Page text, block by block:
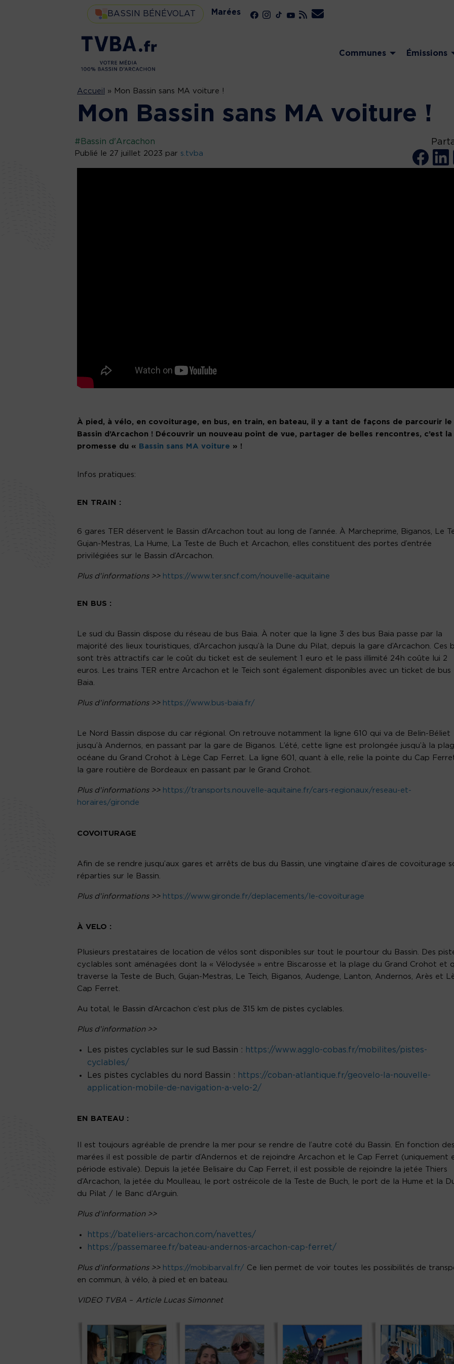
BASSIN BÉNÉVOLAT Marées
Communes Émissions
Accueil » Mon Bassin sans MA voiture !
Mon Bassin sans MA voiture !
#Bassin d'Arcachon
Publié le 27 juillet 2023 par s.tvba
À pied, à vélo, en covoiturage, en bus, en train, en bateau, il y a tant de façons de parcourir le
Bassin d’Arcachon ! Découvrir un nouveau point de vue, partager de belles rencontres, c’est la
promesse du « Bassin sans MA voiture » !
Infos pratiques:
EN TRAIN :
6 gares TER déservent le Bassin d’Arcachon tout au long de l’année. À Marcheprime, Biganos, Le
Gujan-Mestras, La Hume, La Teste de Buch et Arcachon, elles constituent des portes d’entrée
privilégiées sur le Bassin d’Arcachon.
Plus d’informations >> https://www.ter.sncf.com/nouvelle-aquitaine
EN BUS :
Le sud du Bassin dispose du réseau de bus Baia. À noter que la ligne 3 des bus Baia passe par la
majorité des lieux touristiques, d’Arcachon jusqu’à la Dune du Pilat, depuis la gare d’Arcachon. Ces
sont très attractifs car le coût du ticket est de seulement 1 euro et le pass illimité 24h coûte lui 2
euros. Les trains TER entre Arcachon et le Teich sont également disponibles avec un ticket de bus
Baia.
Plus d’informations >> https://www.bus-baia.fr/
Le Nord Bassin dispose du car régional. On retrouve notamment la ligne 610 qui va de Belin-Béliet
jusqu’à Andernos, en passant par la gare de Biganos. L’été, cette ligne est prolongée jusqu’à la
océane du Grand Crohot à Lège Cap Ferret. La ligne 601, quant à elle, relie la pointe du Cap
la gare routière de Bordeaux en passant par le Grand Crohot.
Plus d’informations >> https://transports.nouvelle-aquitaine.fr/cars-regionaux/reseau-et-
horaires/gironde
COVOITURAGE
Afin de se rendre jusqu’aux gares et arrêts de bus du Bassin, une vingtaine d’aires de covoiturage
réparties sur le Bassin.
Plus d’informations >> https://www.gironde.fr/deplacements/le-covoiturage
À VELO :
Plusieurs prestataires de location de vélos sont disponibles sur tout le pourtour du Bassin. Des
cyclables sont aménagées dont la « Vélodysée » entre Biscarosse et la plage du Grand Crohot et
traverse la Teste de Buch, Gujan-Mestras, Le Teich, Biganos, Audenge, Lanton, Andernos, Arès et
Cap Ferret.
Au total, le Bassin d’Arcachon c’est plus de 315 km de pistes cyclables.
Plus d’information >>
Les pistes cyclables sur le sud Bassin : https://www.agglo-cobas.fr/mobilites/pistes-
cyclables/
Les pistes cyclables du nord Bassin : https://coban-atlantique.fr/geovelo-la-nouvelle-
application-mobile-de-navigation-a-velo-2/
EN BATEAU :
Il est toujours agréable de prendre la mer pour se rendre de l’autre coté du Bassin. En fonction des
marées il est possible de partir d’Andernos et de rejoindre Arcachon et le Cap Ferret (uniquement
période estivale). Depuis la jetée Belisaire du Cap Ferret, il est possible de rejoindre la jetée Thiers
d’Arcachon, la jetée du Moulleau, le port ostréicole de la Teste de Buch, le port de la Hume et la
du Pilat / le Banc d’Arguin.
Plus d’information >>
https://bateliers-arcachon.com/navettes/
https://passemaree.fr/bateau-andernos-arcachon-cap-ferret/
Plus d’informations >> https://mobibarval.fr/ Ce lien permet de voir toutes les possibilités de
en commun, à vélo, à pied et en bateau.
VIDEO TVBA – Article Lucas Simonnet